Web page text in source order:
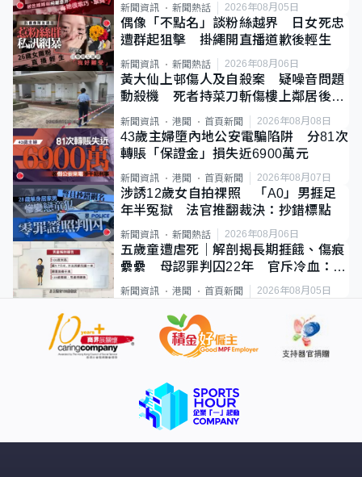
新聞資訊 新聞熱話 2026年08月05日
偶像「不點名」談粉絲越界 日女死忠
遭群起狙擊 掛繩開直播道歉後輕生
新聞資訊 新聞熱話 2026年08月06日
黃大仙上邨傷人及自殺案 疑噪音問題
動殺機 死者持菜刀斬傷樓上鄰居後墮
新聞資訊 港聞 首頁新聞 2026年08月08日
43歲主婦墮內地公安電騙陷阱 分81次
轉賬「保證金」損失近6900萬元
新聞資訊 港聞 首頁新聞 2026年08月07日
涉誘12歲女自拍祼照 「A0」男捱足
年半冤獄 法官推翻裁決：抄錯標點
新聞資訊 新聞熱話 2026年08月06日
五歲童遭虐死｜解剖揭長期捱餓、傷痕
纍纍 母認罪判囚22年 官斥冷血：同
類案最惡劣
新聞資訊 港聞 首頁新聞 2026年08月05日